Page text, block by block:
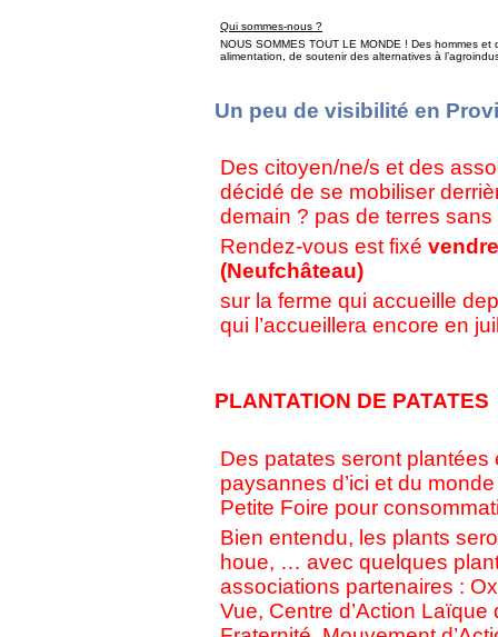
Qui sommes-nous ?
NOUS SOMMES TOUT LE MONDE ! Des hommes
alimentation, de soutenir des alternatives à
Un peu de visibilité en
Des citoyen/ne/s et des
décidé de se mobiliser
demain ? pas de terres
Rendez-vous est fixé
(Neufchâteau)
sur la ferme qui accueille
qui l’accueillera encore en
PLANTATION DE PATATES
Des patates seront
paysannes d’ici et du
Petite Foire pour
Bien entendu, les plants
houe, … avec quelques
associations partenaires :
Vue, Centre d’Action